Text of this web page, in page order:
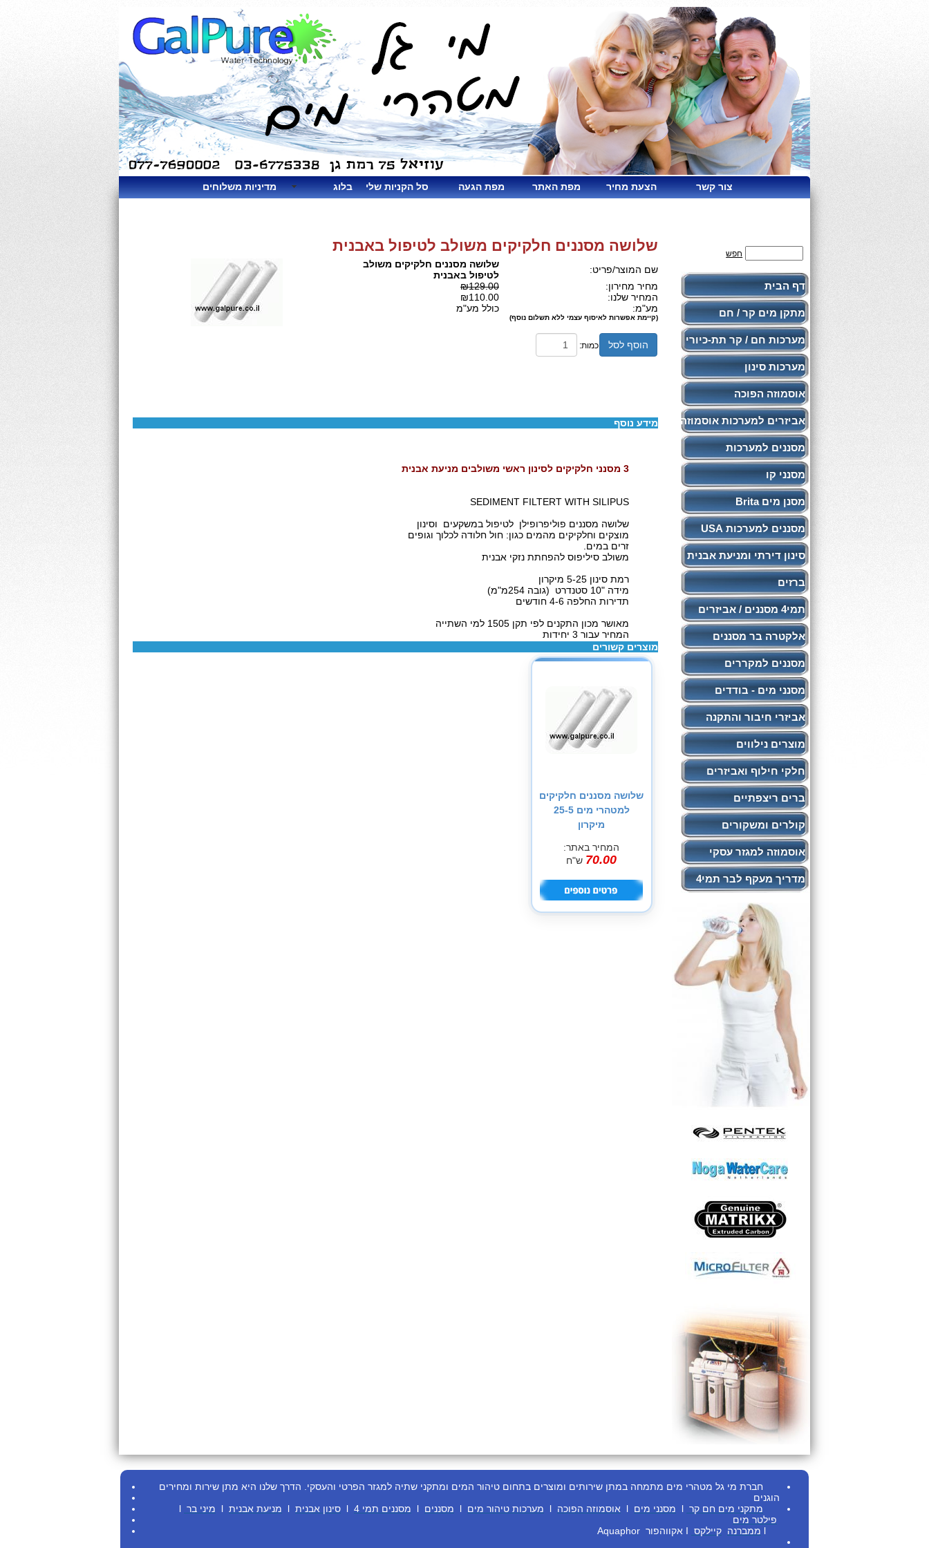
צור קשר הצעת מחיר מפת האתר מפת הגעה סל הקניות שלי בלוג מדיניות משלוחים
חפש
דף הבית
מתקן מים קר / חם
מערכות חם / קר תת-כיורי
מערכות סינון
אוסמוזה הפוכה
אביזרים למערכות אוסמוזה
מסננים למערכות
מסנני קו
מסנן מים Brita
מסננים למערכות USA
סינון דירתי ומניעת אבנית
ברזים
תמי4 מסננים / אביזרים
אלקטרה בר מסננים
מסננים למקררים
מסנני מים - בודדים
אביזרי חיבור והתקנה
מוצרים נילווים
חלקי חילוף ואביזרים
ברים ריצפתיים
קולרים ומשקורים
אוסמוזה למגזר עסקי
מדריך מעקף לבר תמי4
שלושה מסננים חלקיקים משולב לטיפול באבנית
שם המוצר/פריט:
שלושה מסננים חלקיקים משולב
לטיפול באבנית
מחיר מחירון:
₪129.00
המחיר שלנו:
₪110.00
מע"מ:
כולל מע"מ
(קיימת אפשרות לאיסוף עצמי ללא תשלום נוסף)
הוסף לסל כמות:
מידע נוסף
3 מסנני חלקיקים לסינון ראשי משולבים מניעת אבנית
SEDIMENT FILTERT WITH SILIPUS
שלושה מסננים פוליפרופילן לטיפול במשקעים וסינון
מוצקים וחלקיקים מהמים כגון: חול חלודה לכלוך וגופים
זרים במים.
משולב סיליפוס להפחתת נזקי אבנית
רמת סינון 5-25 מיקרון
מידה "10 סטנדרט (גובה 254מ"מ)
תדירות החלפה 4-6 חודשים
מאושר מכון התקנים לפי תקן 1505 למי השתייה
המחיר עבור 3 יחידות
מוצרים קשורים
שלושה מסננים חלקיקים
למטהרי מים 25-5
מיקרון
המחיר באתר:
70.00 ש"ח
חברת מי גל מטהרי מים מתמחה במתן שירותים ומוצרים בתחום טיהור המים ומתקני שתיה למגזר הפרטי והעסקי. הדרך שלנו היא מתן שירות ומחירים
הוגנים
מתקני מים חם קר מסנני מים אוסמוזה הפוכה מערכות טיהור מים מסננים מסננים תמי 4 סינון אבנית מניעת אבנית מיני בר l
פילטר מים
ממברנה קיילקס
אקווהפור Aquaphor